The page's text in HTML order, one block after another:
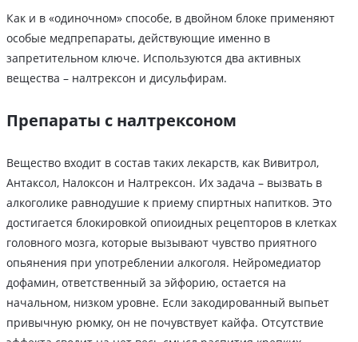
Как и в «одиночном» способе, в двойном блоке применяют
особые медпрепараты, действующие именно в
запретительном ключе. Используются два активных
вещества – налтрексон и дисульфирам.
Препараты с налтрексоном
Вещество входит в состав таких лекарств, как Вивитрол,
Антаксол, Налоксон и Налтрексон. Их задача – вызвать в
алкоголике равнодушие к приему спиртных напитков. Это
достигается блокировкой опиоидных рецепторов в клетках
головного мозга, которые вызывают чувство приятного
опьянения при употреблении алкоголя. Нейромедиатор
дофамин, ответственный за эйфорию, остается на
начальном, низком уровне. Если закодированный выпьет
привычную рюмку, он не почувствует кайфа. Отсутствие